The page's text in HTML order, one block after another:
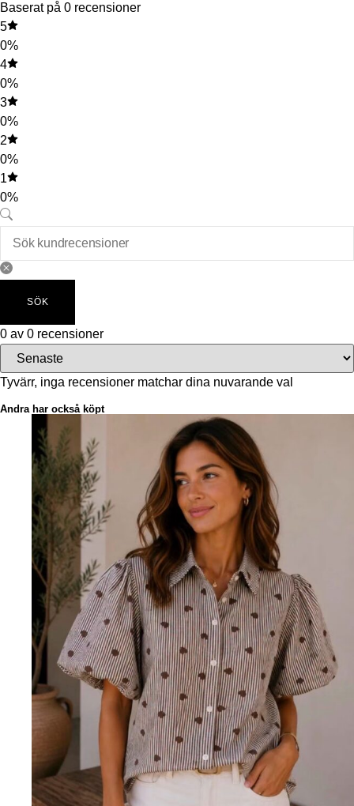
Baserat på 0 recensioner
5
0%
4
0%
3
0%
2
0%
1
0%
SÖK
0 av 0 recensioner
Tyvärr, inga recensioner matchar dina nuvarande val
Andra har också köpt